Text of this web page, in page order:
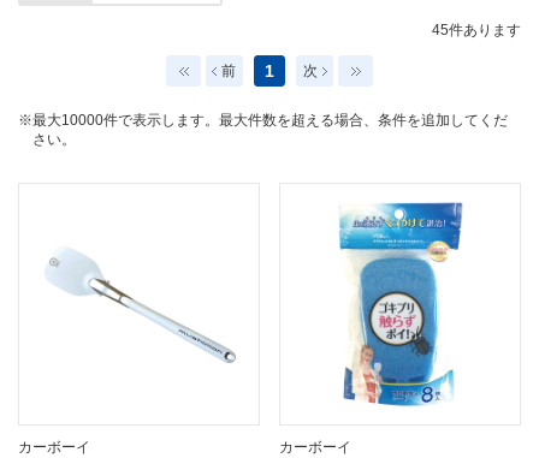
45件あります
前 1 次
※最大10000件で表示します。最大件数を超える場合、条件を追加してくだ
さい。
カーボーイ カーボーイ